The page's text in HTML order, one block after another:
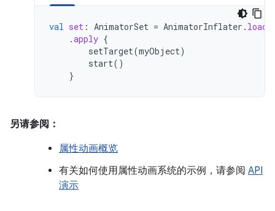
val set : AnimatorSet = AnimatorInflater .
.apply {
setTarget(myObject)
start()
}
另请参阅：
属性动画概览
有关如何使用属性动画系统的示例，请参阅 API
演示